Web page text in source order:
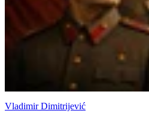
Vladimir Dimitrijević